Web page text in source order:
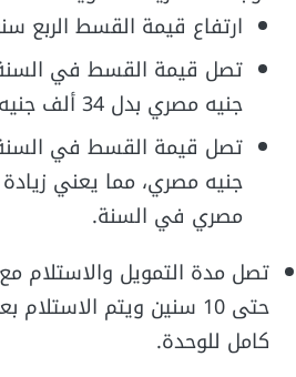
ارتفاع قيمة القسط الربع
جنيه مصري بدل 34 ألف جنيه مصري.
مصري في السنة.
كامل للوحدة.